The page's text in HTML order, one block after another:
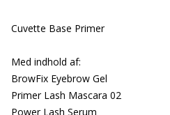
Cuvette Base Primer
Med indhold af:
BrowFix Eyebrow Gel
Primer Lash Mascara 02
Power Lash Serum